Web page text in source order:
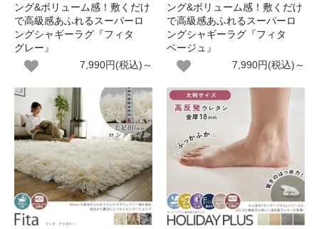
ング&ボリューム感！敷くだけ
で高級感あふれるスーパーロ
ングシャギーラグ『フィタ
グレー』
7,990円(税込)～
ング&ボリューム感！敷くだけ
で高級感あふれるスーパーロ
ングシャギーラグ『フィタ
ベージュ』
7,990円(税込)～